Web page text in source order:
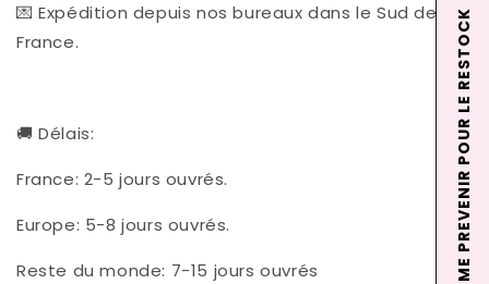
💌 Expédition depuis nos bureaux dans le Sud de la
France.
🚚 Délais:
France: 2-5 jours ouvrés.
Europe: 5-8 jours ouvrés.
Reste du monde: 7-15 jours ouvrés
ME PREVENIR POUR LE RESTOCK